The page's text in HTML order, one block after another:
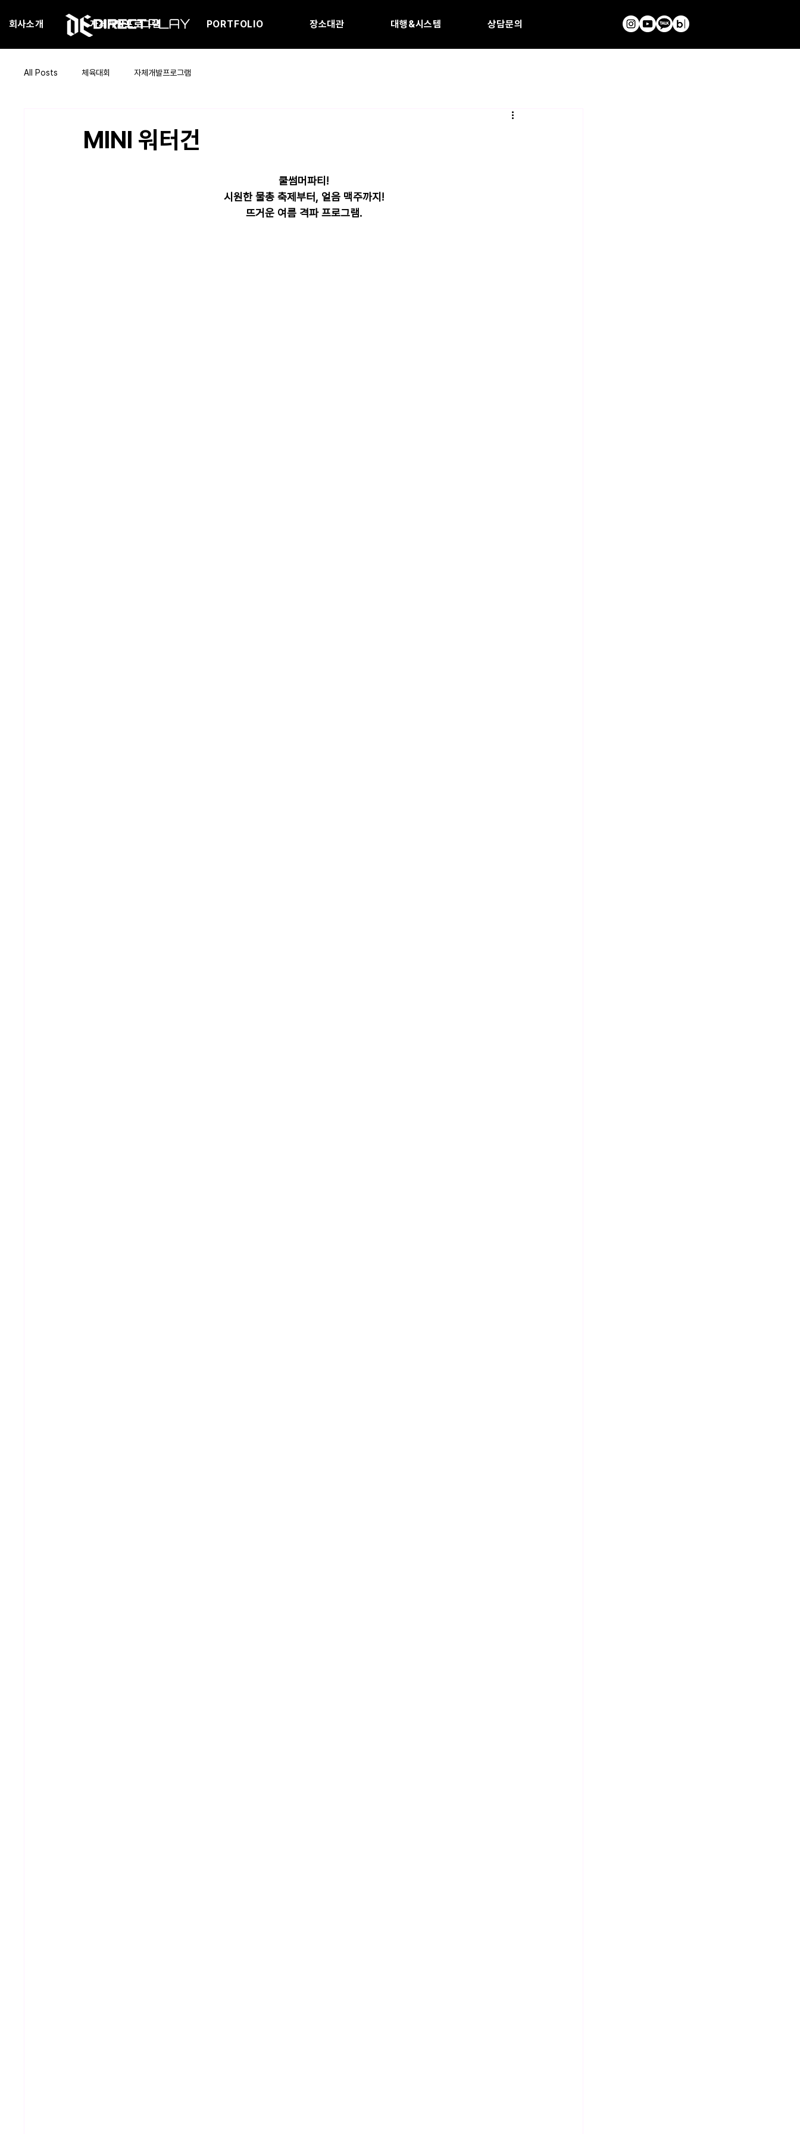
회사소개 자체개발프로그램 PORTFOLIO 장소대관 대행&시스템 상담문의
All Posts 체육대회 자체개발프로그램
MINI 워터건
쿨썸머파티!
시원한 물총 축제부터, 얼음 맥주까지!
뜨거운 여름 격파 프로그램.